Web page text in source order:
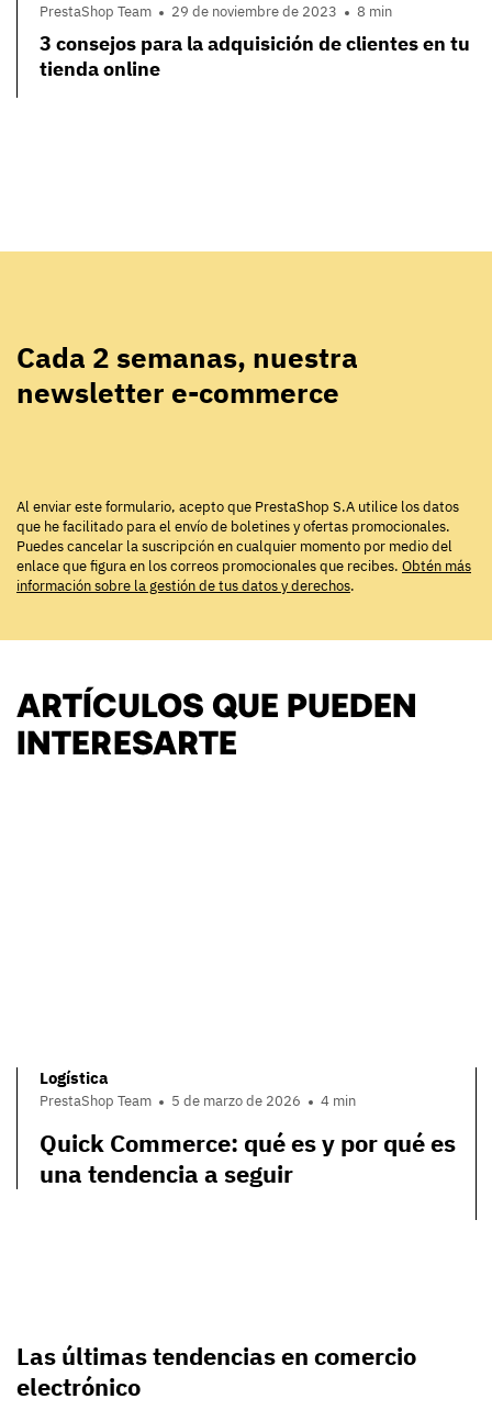
PrestaShop Team 29 de noviembre de 2023 8 min
3 consejos para la adquisición de clientes en tu
tienda online
Cada 2 semanas, nuestra
newsletter e-commerce
Al enviar este formulario, acepto que PrestaShop S.A utilice los datos
que he facilitado para el envío de boletines y ofertas promocionales.
Puedes cancelar la suscripción en cualquier momento por medio del
enlace que figura en los correos promocionales que recibes. Obtén más
información sobre la gestión de tus datos y derechos.
ARTÍCULOS QUE PUEDEN
INTERESARTE
Logística
PrestaShop Team 5 de marzo de 2026 4 min
Quick Commerce: qué es y por qué es
una tendencia a seguir
Las últimas tendencias en comercio
electrónico